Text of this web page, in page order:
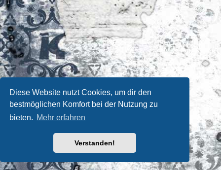
Diese Website nutzt Cookies, um dir den
bestmöglichen Komfort bei der Nutzung zu
bieten. Mehr erfahren
Verstanden!